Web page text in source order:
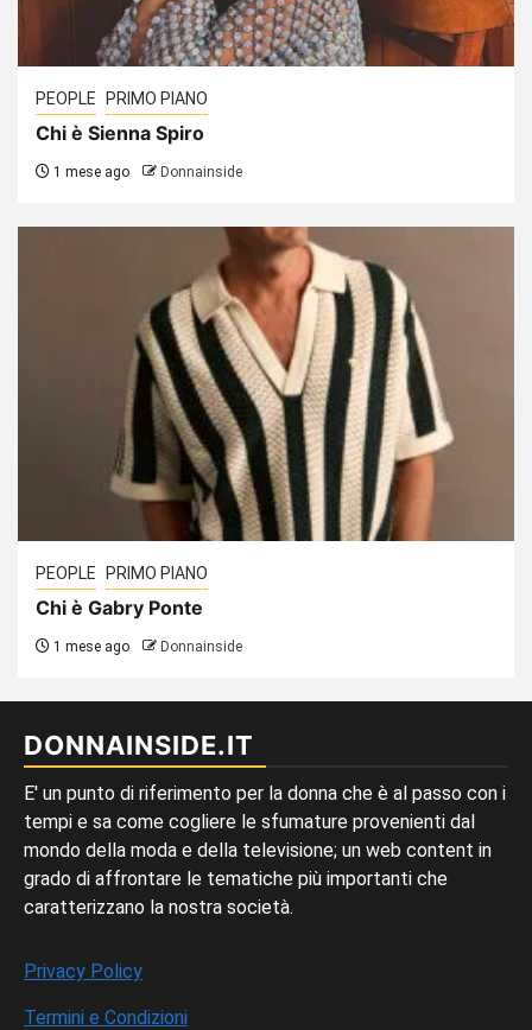
PEOPLE PRIMO PIANO
Chi è Sienna Spiro
1 mese ago Donnainside
PEOPLE PRIMO PIANO
Chi è Gabry Ponte
1 mese ago Donnainside
DONNAINSIDE.IT
E' un punto di riferimento per la donna che è al passo con i
tempi e sa come cogliere le sfumature provenienti dal
mondo della moda e della televisione; un web content in
grado di affrontare le tematiche più importanti che
caratterizzano la nostra società.
Privacy Policy
Termini e Condizioni